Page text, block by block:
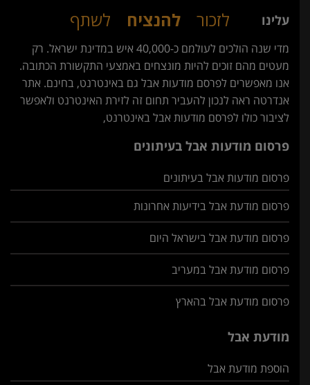
לזכור להנציח לשתף עלינו
מדי שנה הולכים לעולמם כ-40,000 איש במדינת ישראל. רק
מעטים מהם זוכים להיות מונצחים באמצעי התקשורת הכתובה.
אנו מאפשרים לפרסם מודעות אבל גם באינטרנט, בחינם. אתר
אנדרטה ראה לנכון להעביר תחום זה לזירת האינטרנט ולאפשר
לציבור כולו לפרסם מודעות אבל באינטרנט,
פרסום מודעות אבל בעיתונים
פרסום מודעות אבל בעיתונים
פרסום מודעת אבל בידיעות אחרונות
פרסום מודעת אבל בישראל היום
פרסום מודעת אבל במעריב
פרסום מודעת אבל בהארץ
מודעת אבל
הוספת מודעת אבל